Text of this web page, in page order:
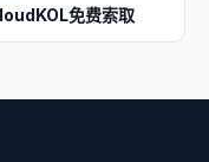
免费索取